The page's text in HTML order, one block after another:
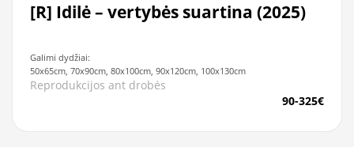
[R] Idilė – vertybės suartina (2025)
Galimi dydžiai:
50x65cm, 70x90cm, 80x100cm, 90x120cm, 100x130cm
Reprodukcijos ant drobės
90-325€